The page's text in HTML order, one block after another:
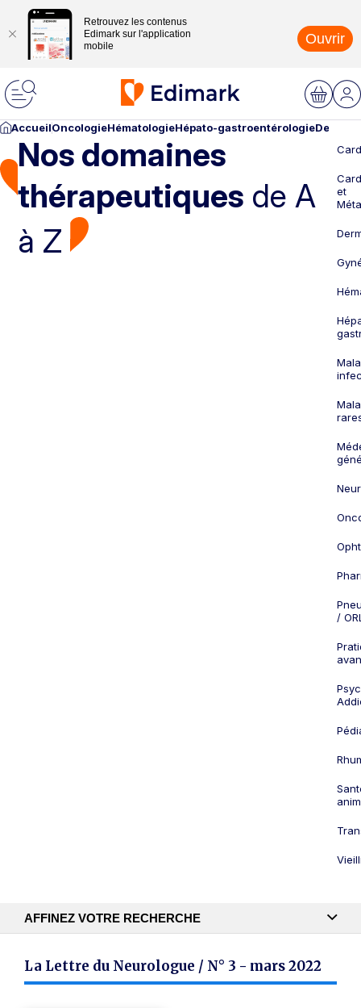
Retrouvez les contenus
Edimark sur l'application
mobile
Ouvrir
AccueilOncologieHématologieHépato-gastroentérologie
Nos domaines
thérapeutiques de A
à Z
et
/
AFFINEZ VOTRE RECHERCHE
La Lettre du Neurologue / N° 3 - mars 2022